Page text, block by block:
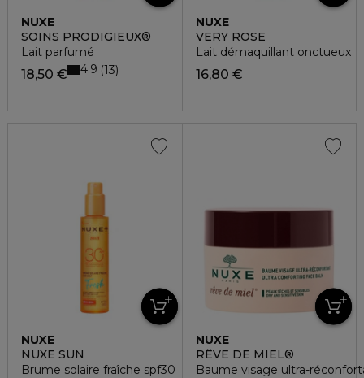
NUXE
SOINS PRODIGIEUX®
Lait parfumé
18,50 € 4.9 13
NUXE
VERY ROSE
Lait démaquillant onctueux
16,80 €
NUXE
NUXE SUN
Brume solaire fraîche spf30
NUXE
RÊVE DE MIEL®
Baume visage ultra-